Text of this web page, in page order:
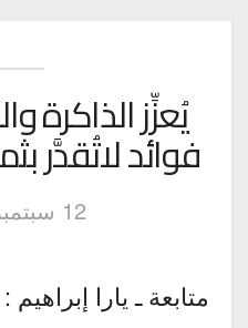
يُعزِّز الذاكرة
فوائد لاتُقدَّر
12 سبتمبر، 2022
متابعة ـ يارا إبراهيم :